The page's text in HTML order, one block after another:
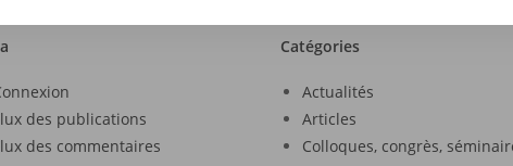
des publications
des commentaires
Catégories
Actualités
Articles
Colloques, congrès,